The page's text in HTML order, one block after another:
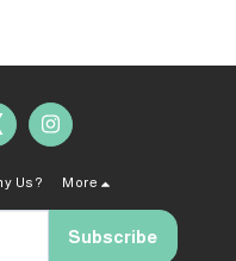
Us? More
Subscribe